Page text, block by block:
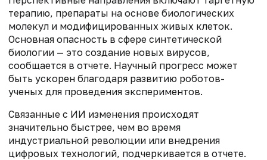
терапию, препараты на основе биологических
молекул и модифицированных живых клеток.
Основная опасность в сфере синтетической
биологии — это создание новых вирусов,
сообщается в отчете. Научный прогресс может
быть ускорен благодаря развитию роботов-
ученых для проведения экспериментов.
Связанные с ИИ изменения происходят
значительно быстрее, чем во время
индустриальной революции или внедрения
цифровых технологий, подчеркивается в отчете.